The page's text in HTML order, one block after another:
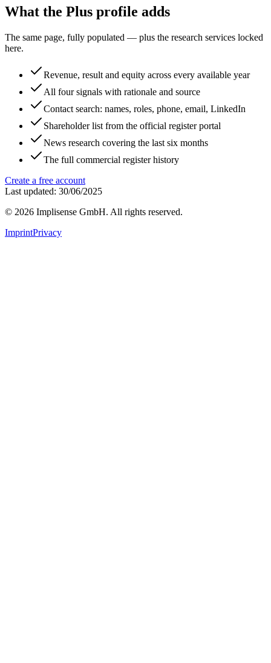
What the Plus profile adds
The same page, fully populated — plus the research services locked
here.
Revenue, result and equity across every available year
All four signals with rationale and source
Contact search: names, roles, phone, email, LinkedIn
Shareholder list from the official register portal
News research covering the last six months
The full commercial register history
Create a free account
Last updated: 30/06/2025
© 2026 Implisense GmbH. All rights reserved.
ImprintPrivacy